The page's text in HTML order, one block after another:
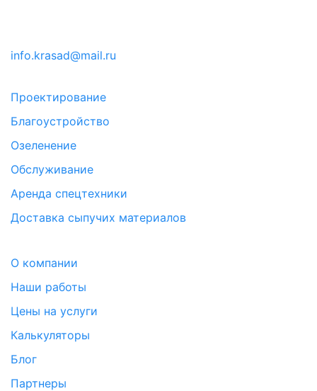
info.krasad@mail.ru
Проектирование
Благоустройство
Озеленение
Обслуживание
Аренда спецтехники
Доставка сыпучих материалов
О компании
Наши работы
Цены на услуги
Калькуляторы
Блог
Партнеры